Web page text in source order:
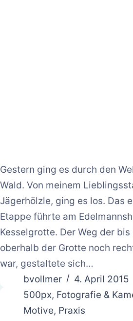
Gestern ging es durch den
Wald. Von meinem
Jägerhölzle, ging es los. Das
Etappe führte am
Kesselgrotte. Der Weg der bis
oberhalb der Grotte noch
war, gestaltete sich…
bvollmer
4. April 2015
500px, Fotografie &
Motive, Praxis